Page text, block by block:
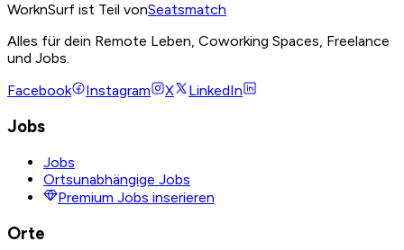
WorknSurf ist Teil vonSeatsmatch
Alles für dein Remote Leben, Coworking Spaces, Freelance
und Jobs.
Facebook
Instagram X LinkedIn
Jobs
Jobs
Ortsunabhängige Jobs
Premium Jobs inserieren
Orte